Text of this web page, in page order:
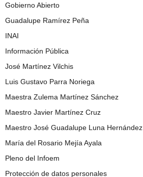
Gobierno Abierto
Guadalupe Ramírez Peña
INAI
Información Pública
José Martínez Vilchis
Luis Gustavo Parra Noriega
Maestra Zulema Martínez Sánchez
Maestro Javier Martínez Cruz
Maestro José Guadalupe Luna Hernández
María del Rosario Mejía Ayala
Pleno del Infoem
Protección de datos personales